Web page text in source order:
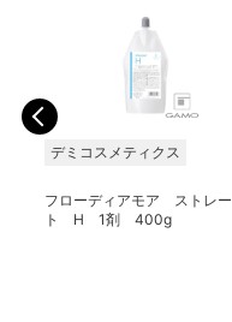
デミコスメティクス
フローディアモア ストレー
ト H 1剤 400g